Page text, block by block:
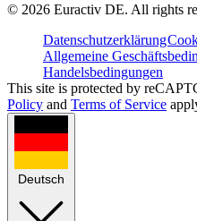
© 2026 Euractiv DE. All rights
Datenschutzerklärung
Allgemeine
Handelsbedingungen
This site is protected by
Policy and Terms of Service
Deutsch